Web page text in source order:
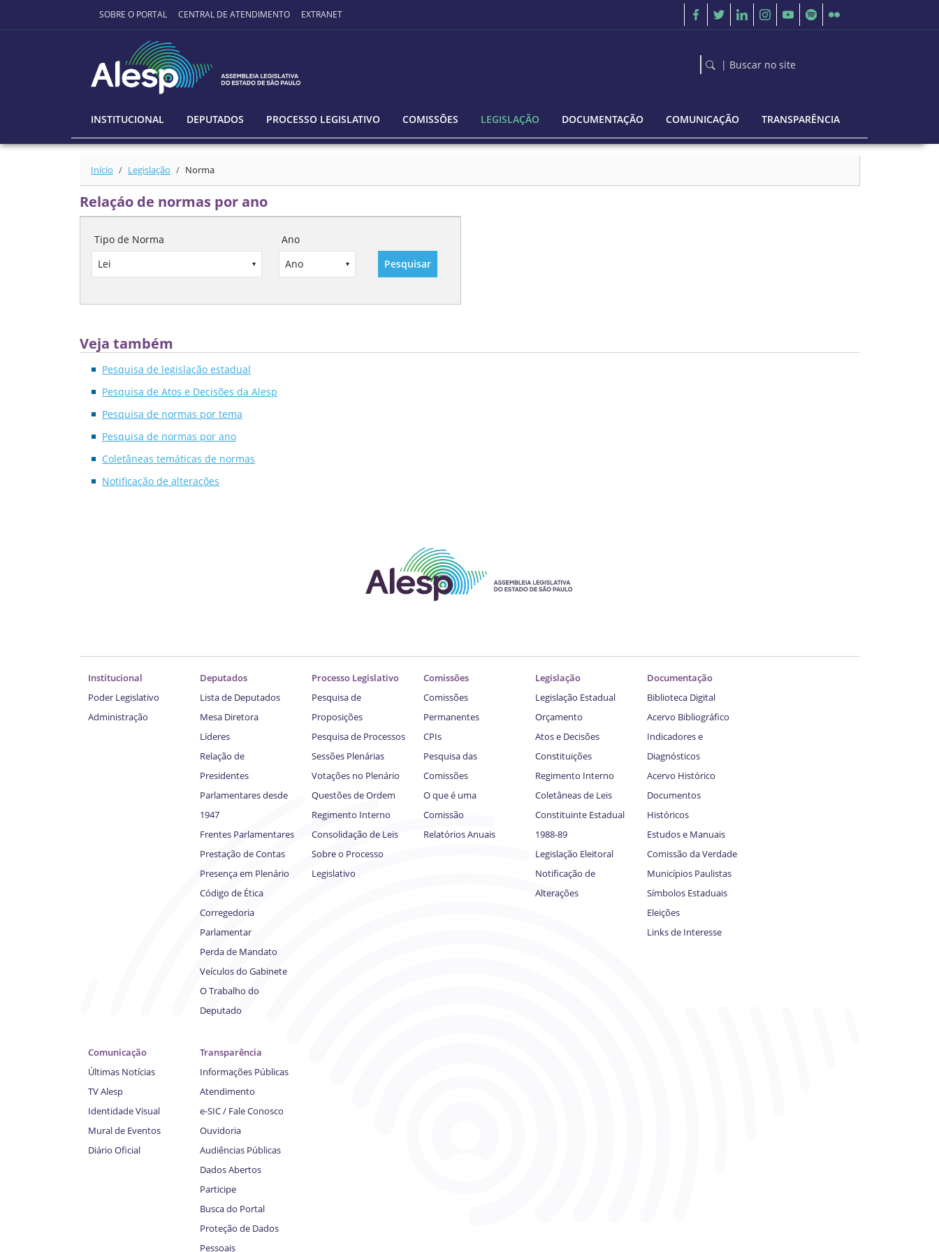
Ir para o conteúdo principal
SOBRE O PORTAL CENTRAL DE ATENDIMENTO EXTRANET
| Buscar no site
INSTITUCIONAL DEPUTADOS PROCESSO LEGISLATIVO COMISSÕES LEGISLAÇÃO DOCUMENTAÇÃO COMUNICAÇÃO TRANSPARÊNCIA
Início Legislação Norma
Relaçáo de normas por ano
Tipo de Norma
Lei
▾
Ano
Ano
▾ Pesquisar
Veja também
Pesquisa de legislação estadual
Pesquisa de Atos e Decisões da Alesp
Pesquisa de normas por tema
Pesquisa de normas por ano
Coletâneas temáticas de normas
Notificação de alterações
Institucional
Poder Legislativo
Administração
Deputados
Lista de Deputados
Mesa Diretora
Líderes
Relação de
Presidentes
Parlamentares desde
1947
Frentes Parlamentares
Prestação de Contas
Presença em Plenário
Código de Ética
Corregedoria
Parlamentar
Perda de Mandato
Veículos do Gabinete
O Trabalho do
Deputado
Processo Legislativo
Pesquisa de
Proposições
Pesquisa de Processos
Sessões Plenárias
Votações no Plenário
Questões de Ordem
Regimento Interno
Consolidação de Leis
Sobre o Processo
Legislativo
Comissões
Comissões
Permanentes
CPIs
Pesquisa das
Comissões
O que é uma
Comissão
Relatórios Anuais
Legislação
Legislação Estadual
Orçamento
Atos e Decisões
Constituições
Regimento Interno
Coletâneas de Leis
Constituinte Estadual
1988-89
Legislação Eleitoral
Notificação de
Alterações
Documentação
Biblioteca Digital
Acervo Bibliográfico
Indicadores e
Diagnósticos
Acervo Histórico
Documentos
Históricos
Estudos e Manuais
Comissão da Verdade
Municípios Paulistas
Símbolos Estaduais
Eleições
Links de Interesse
Comunicação
Últimas Notícias
TV Alesp
Identidade Visual
Mural de Eventos
Diário Oficial
Transparência
Informações Públicas
Atendimento
e-SIC / Fale Conosco
Ouvidoria
Audiências Públicas
Dados Abertos
Participe
Busca do Portal
Proteção de Dados
Pessoais